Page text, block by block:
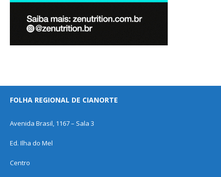
FOLHA REGIONAL DE CIANORTE
Avenida Brasil, 1167 – Sala 3
Ed. Ilha do Mel
Centro